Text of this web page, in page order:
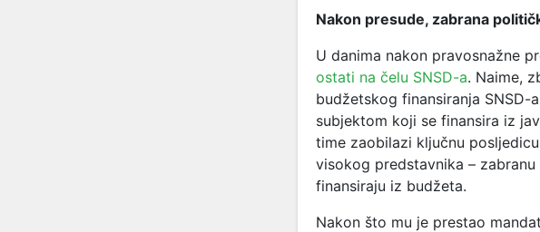
Nakon presude, zabrana
U danima nakon pravosnažne
ostati na čelu SNSD-a. Naime,
budžetskog finansiranja SNSD-
subjektom koji se finansira iz
time zaobilazi ključnu
visokog predstavnika –
finansiraju iz budžeta.
Nakon što mu je prestao